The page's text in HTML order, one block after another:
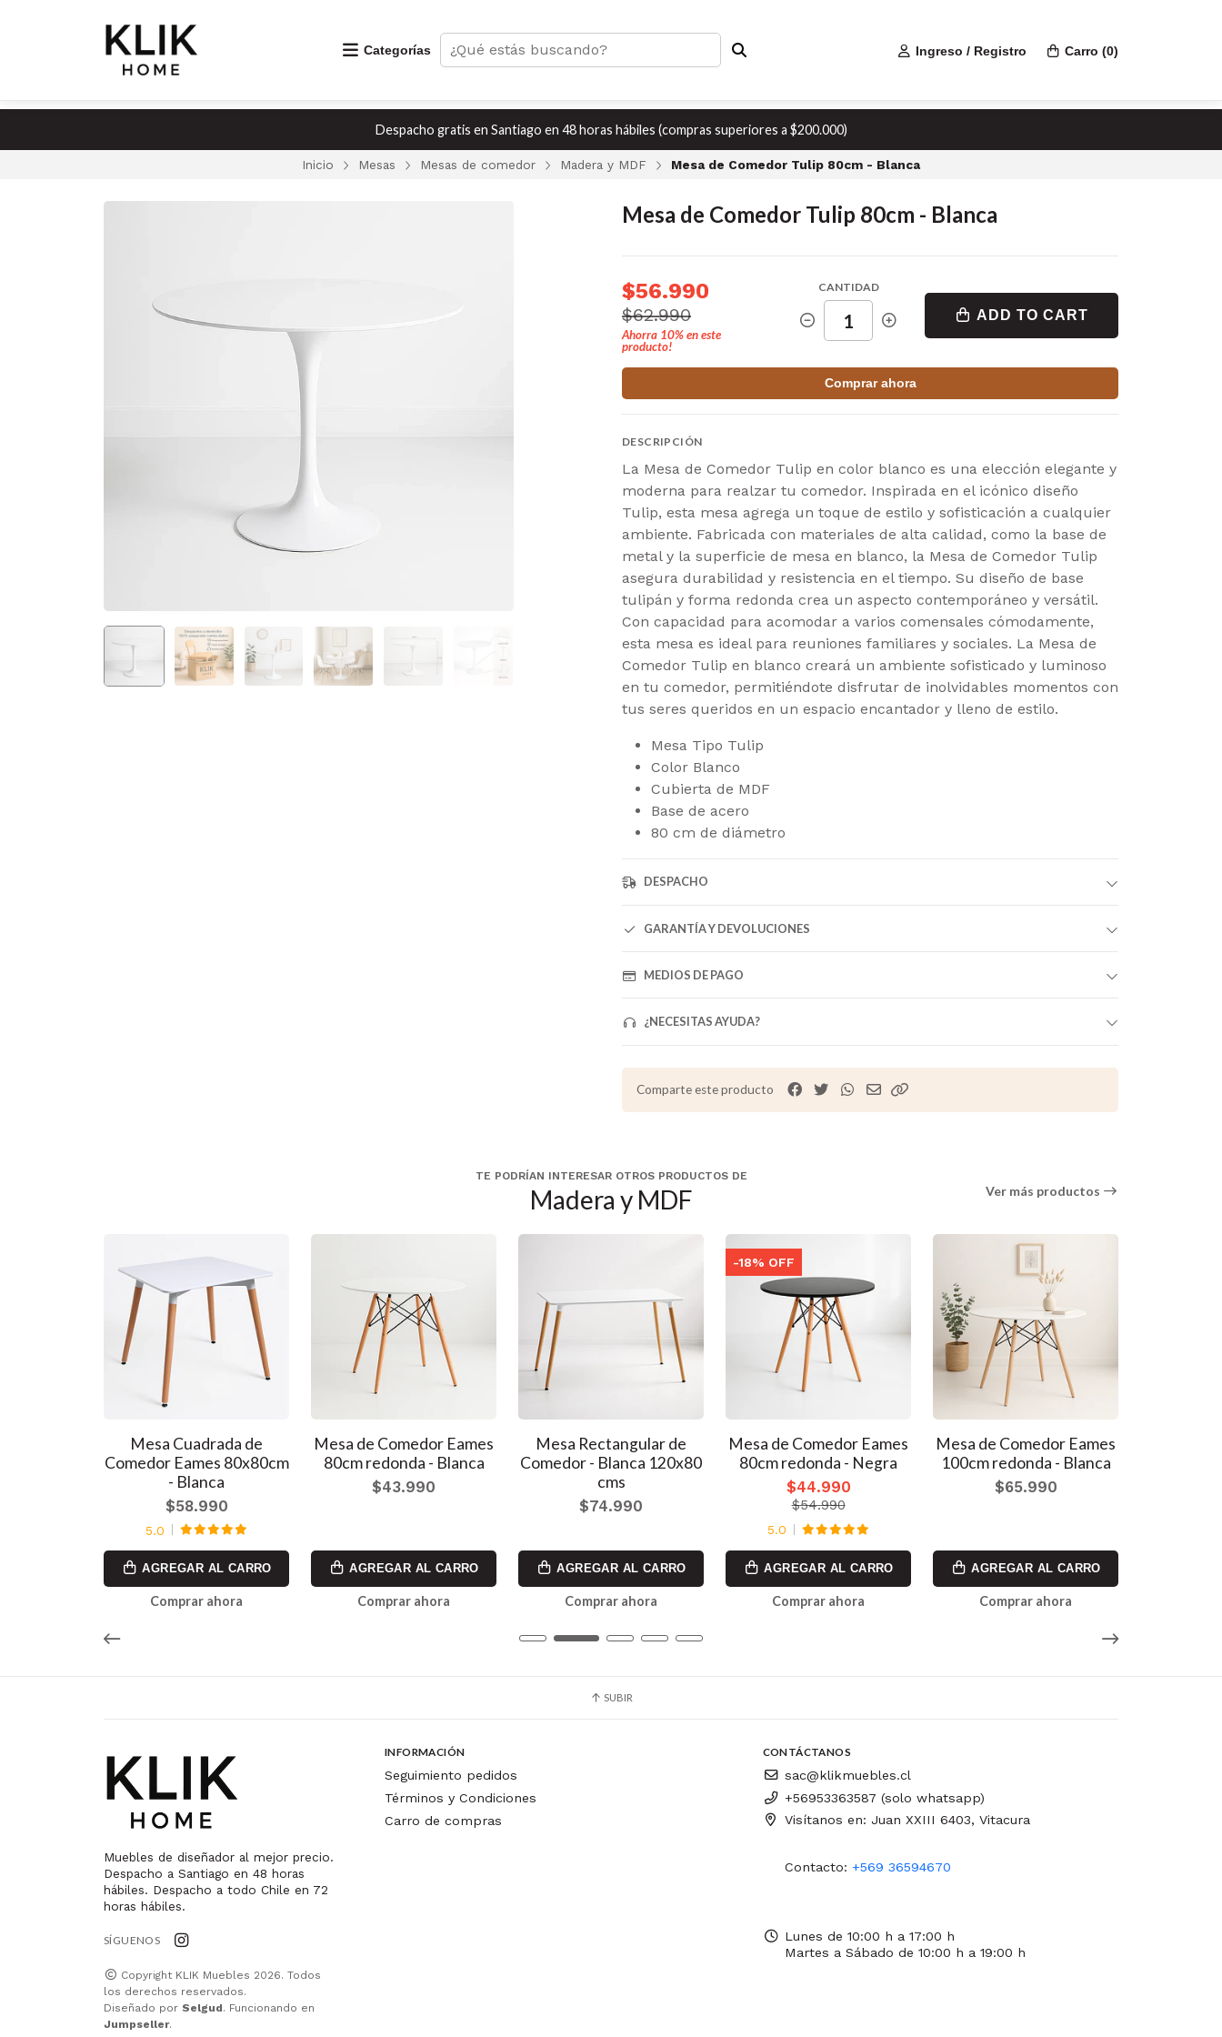
Categorías Ingreso / Registro Carro (0)
Despacho gratis en Santiago en 48 horas hábiles (compras superiores a $200.000)
Inicio Mesas Mesas de comedor Madera y MDF Mesa de Comedor Tulip 80cm - Blanca
Mesa de Comedor Tulip 80cm - Blanca
$56.990
$62.990
Ahorra 10%en este
producto!
CANTIDAD
ADD TO CART
Comprar ahora
DESCRIPCIÓN
La Mesa de Comedor Tulip en color blanco es una elección elegante y
moderna para realzar tu comedor. Inspirada en el icónico diseño
Tulip, esta mesa agrega un toque de estilo y sofisticación a cualquier
ambiente. Fabricada con materiales de alta calidad, como la base de
metal y la superficie de mesa en blanco, la Mesa de Comedor Tulip
asegura durabilidad y resistencia en el tiempo. Su diseño de base
tulipán y forma redonda crea un aspecto contemporáneo y versátil.
Con capacidad para acomodar a varios comensales cómodamente,
esta mesa es ideal para reuniones familiares y sociales. La Mesa de
Comedor Tulip en blanco creará un ambiente sofisticado y luminoso
en tu comedor, permitiéndote disfrutar de inolvidables momentos con
tus seres queridos en un espacio encantador y lleno de estilo.
Mesa Tipo Tulip
Color Blanco
Cubierta de MDF
Base de acero
80 cm de diámetro
DESPACHO
GARANTÍA Y DEVOLUCIONES
MEDIOS DE PAGO
¿NECESITAS AYUDA?
Comparte este producto
TE PODRÍAN INTERESAR OTROS PRODUCTOS DE
Madera y MDF Ver más productos
Mesa Cuadrada de
Comedor Eames 80x80cm
- Blanca
$58.990
5.0
AGREGAR AL CARRO
Comprar ahora
Mesa de Comedor Eames
80cm redonda - Blanca
$43.990
AGREGAR AL CARRO
Comprar ahora
Mesa Rectangular de
Comedor - Blanca 120x80
cms
$74.990
AGREGAR AL CARRO
Comprar ahora
-18% OFF
Mesa de Comedor Eames
80cm redonda - Negra
$44.990
$54.990
5.0
AGREGAR AL CARRO
Comprar ahora
Mesa de Comedor Eames
100cm redonda - Blanca
$65.990
AGREGAR AL CARRO
Comprar ahora
SUBIR
Muebles de diseñador al mejor precio.
Despacho a Santiago en 48 horas
hábiles. Despacho a todo Chile en 72
horas hábiles.
SÍGUENOS
Copyright KLIK Muebles 2026. Todos
los derechos reservados.
Diseñado por Selgud. Funcionando en
Jumpseller.
INFORMACIÓN
Seguimiento pedidos
Términos y Condiciones
Carro de compras
CONTÁCTANOS
sac@klikmuebles.cl
+56953363587 (solo whatsapp)
Visítanos en: Juan XXIII 6403, Vitacura
Contacto: +569 36594670
Lunes de 10:00 h a 17:00 h
Martes a Sábado de 10:00 h a 19:00 h